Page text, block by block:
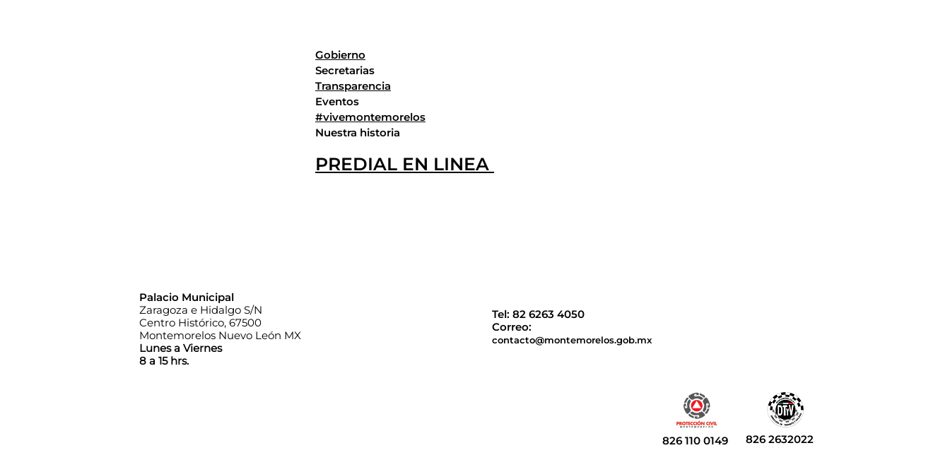
Palacio Municipal
Zaragoza e Hidalgo S/N
Centro Histórico, 67500
Montemorelos Nuevo León MX
Lunes a Viernes
8 a 15 hrs.
Gobierno
Secretarias
Transparencia
Eventos
#vivemontemorelos
Nuestra historia
PREDIAL EN LINEA
Tel: 82 6263 4050
Correo:
contacto@montemorelos.gob.mx
826 110 0149 826 2632022